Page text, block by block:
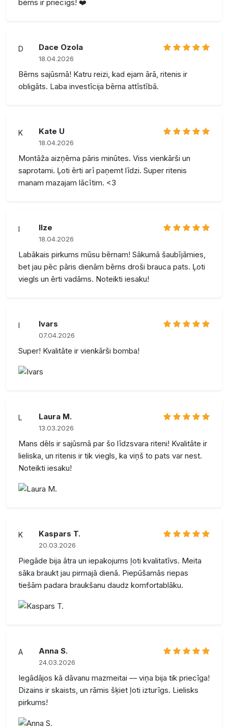
bērns ir priecīgs! ❤️
D Dace Ozola
18.04.2026
Bērns sajūsmā! Katru reizi, kad ejam ārā, ritenis ir
obligāts. Laba investīcija bērna attīstībā.
K Kate U
18.04.2026
Montāža aizņēma pāris minūtes. Viss vienkārši un
saprotami. Ļoti ērti arī paņemt līdzi. Super ritenis
manam mazajam lācītim. <3
I Ilze
18.04.2026
Labākais pirkums mūsu bērnam! Sākumā šaubījāmies,
bet jau pēc pāris dienām bērns droši brauca pats. Ļoti
viegls un ērti vadāms. Noteikti iesaku!
I Ivars
07.04.2026
Super! Kvalitāte ir vienkārši bomba!
L Laura M.
13.03.2026
Mans dēls ir sajūsmā par šo līdzsvara riteni! Kvalitāte ir
lieliska, un ritenis ir tik viegls, ka viņš to pats var nest.
Noteikti iesaku!
K Kaspars T.
20.03.2026
Piegāde bija ātra un iepakojums ļoti kvalitatīvs. Meita
sāka braukt jau pirmajā dienā. Piepūšamās riepas
tiešām padara braukšanu daudz komfortablāku.
A Anna S.
24.03.2026
Iegādājos kā dāvanu mazmeitai — viņa bija tik priecīga!
Dizains ir skaists, un rāmis šķiet ļoti izturīgs. Lielisks
pirkums!